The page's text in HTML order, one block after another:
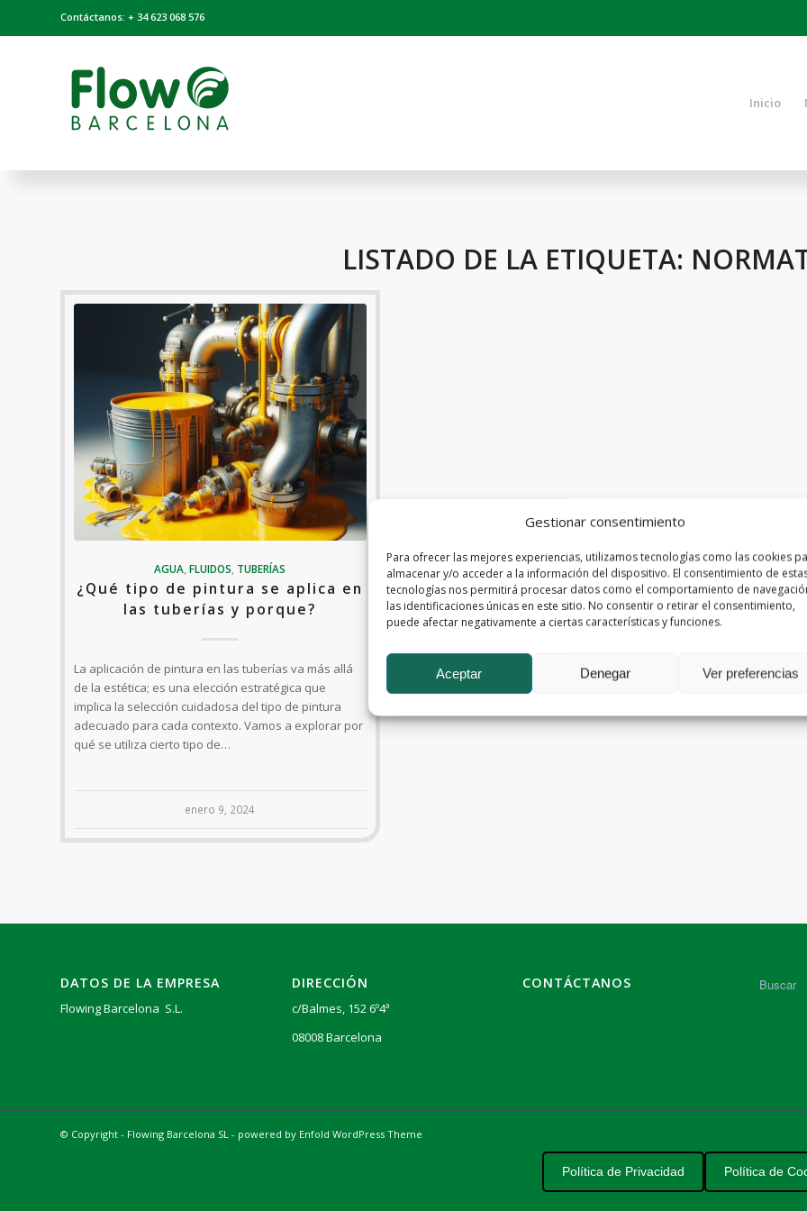
Gestionar consentimiento
Para ofrecer las mejores experiencias, utilizamos tecnologías como las cookies
almacenar y/o acceder a la información del dispositivo. El consentimiento de
tecnologías nos permitirá procesar datos como el comportamiento de
las identificaciones únicas en este sitio. No consentir o retirar el consentimiento,
puede afectar negativamente a ciertas características y funciones.
Aceptar Denegar Ver preferencias
Contáctanos: + 34 623 068 576
Inicio
LISTADO DE LA ETIQUETA:
AGUA ,FLUIDOS TUBERÍAS
¿Qué tipo de pintura se aplica en
las tuberías y porque?
La aplicación de pintura en las tuberías va más allá
de la estética; es una elección estratégica que
implica la selección cuidadosa del tipo de pintura
adecuado para cada contexto. Vamos a explorar por
qué se utiliza cierto tipo de…
enero 9, 2024
DATOS DE LA EMPRESA
Flowing Barcelona S.L.
DIRECCIÓN
c/Balmes, 152 6º4ª
08008 Barcelona
CONTÁCTANOS
© Copyright - Flowing Barcelona SL - powered by Enfold WordPress Theme
Política de Privacidad Política de